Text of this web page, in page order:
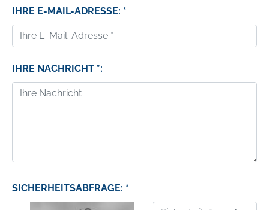
IHRE E-MAIL-ADRESSE: *
IHRE NACHRICHT *:
SICHERHEITSABFRAGE: *